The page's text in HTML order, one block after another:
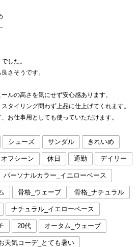
した。
さそうです。
ルの高さを気にせず安心感あります。
タイリング問わず上品に仕上げてくれます。
お仕事用としても使っていただけます。
シューズ サンダル きれいめ
オフシーン 休日 通勤 デイリー
パーソナルカラー_イエローベース
骨格_ウェーブ 骨格_ナチュラル
ナチュラル_イエローベース
20代 オータム_ウェーブ
天気コーデ_とても暑い